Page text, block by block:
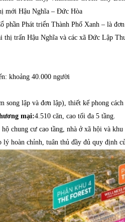
mới Hậu Nghĩa – Đức Hòa
phần Phát triển Thành Phố Xanh – là
thị trấn Hậu Nghĩa và các xã Đức Lập
khoảng 40.000 người
song lập và đơn lập), thiết kế phong
mại:4.510 căn, cao tối đa 5 tầng.
hộ chung cư cao tầng, nhà ở xã hội và khu
lý hoàn chỉnh, tuân thủ đầy đủ quy định